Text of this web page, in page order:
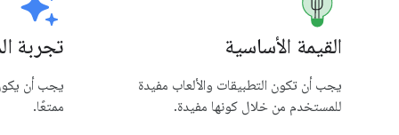
القيمة الأساسية
يجب أن تكون التطبيقات والألعاب مفيدة
للمستخدم من خلال كونها مفيدة.
تجربة
يجب أن
ممتعًا.